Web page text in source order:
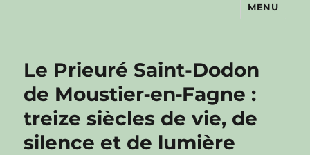
Chemin faisant en Avesnois
MENU
Le Prieuré Saint-Dodon
de Moustier‑en‑Fagne :
treize siècles de vie, de
silence et de lumière